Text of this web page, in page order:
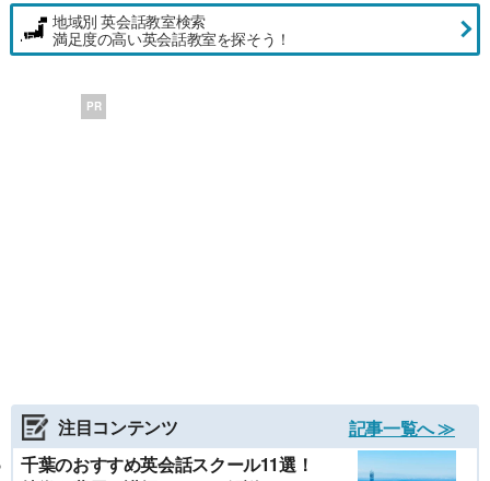
地域別 英会話教室検索
満足度の高い英会話教室を探そう！
PR
注目コンテンツ
記事一覧へ ≫
千葉のおすすめ英会話スクール11選！